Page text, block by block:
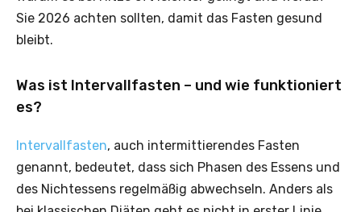
Sie 2026 achten sollten, damit das Fasten gesund
bleibt.
Was ist Intervallfasten – und wie funktioniert
es?
Intervallfasten, auch intermittierendes Fasten
genannt, bedeutet, dass sich Phasen des Essens und
des Nichtessens regelmäßig abwechseln. Anders als